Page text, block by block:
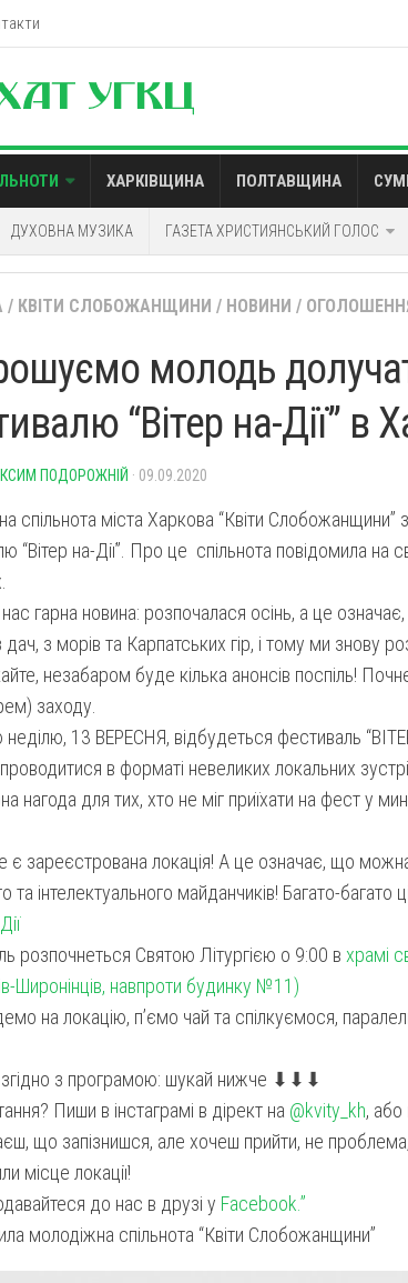
ХАРКІВЩИНА ПОЛТАВЩИНА
ДУХОВНА МУЗИКА ГАЗЕТА ХРИСТИЯНСЬКИЙ ГОЛОС
/ КВІТИ СЛОБОЖАНЩИНИ / НОВИНИ /
молодь
“Вітер на-Дії” в
ПОДОРОЖНІЙ · 09.09.2020
спільнота міста Харкова “Квіти
“Вітер на-Дії”. Про це спільнота повідомила на
нас гарна новина: розпочалася осінь, а це
з морів та Карпатських гір, і тому ми знову
незабаром буде кілька анонсів поспіль!
заходу.
13 ВЕРЕСНЯ, відбудеться фестиваль
в форматі невеликих локальних
нагода для тих, хто не міг приїхати на фест у
є зареєстрована локація! А це означає, що
та інтелектуального майданчиків! Багато-багато
розпочнеться Святою Літургією о 9:00 в храмі
Широнінців, навпроти будинку №11)
на локацію, п’ємо чай та спілкуємося,
згідно з програмою: шукай нижче ⬇⬇⬇
Пиши в інстаграмі в дірект на @kvity_kh, або
що запізнишся, але хочеш прийти, не
місце локації!
до нас в друзі у Facebook.”
молодіжна спільнота “Квіти Слобожанщини”